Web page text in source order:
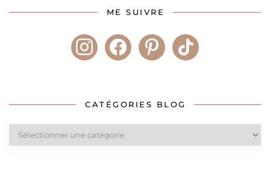
ME SUIVRE
instagramfacebookpinteresttiktok
CATÉGORIES BLOG
Catégories
blog